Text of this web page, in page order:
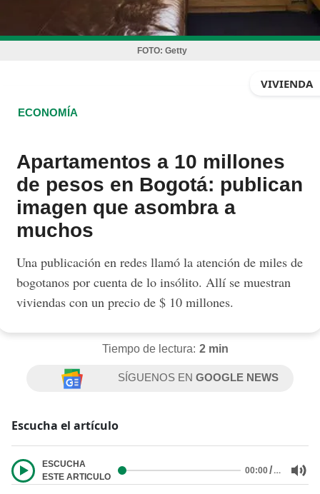
FOTO: Getty
VIVIENDA
ECONOMÍA
Apartamentos a 10 millones
de pesos en Bogotá: publican
imagen que asombra a
muchos
Una publicación en redes llamó la atención de miles de
bogotanos por cuenta de lo insólito. Allí se muestran
viviendas con un precio de $ 10 millones.
Tiempo de lectura: 2 min
SÍGUENOS ENGOOGLE NEWS
Escucha el artículo
ESCUCHA
ESTE ARTICULO
00:00/…